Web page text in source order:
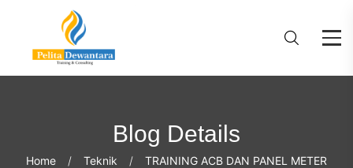
Blog Details
Home Teknik TRAINING ACB DAN PANEL METER